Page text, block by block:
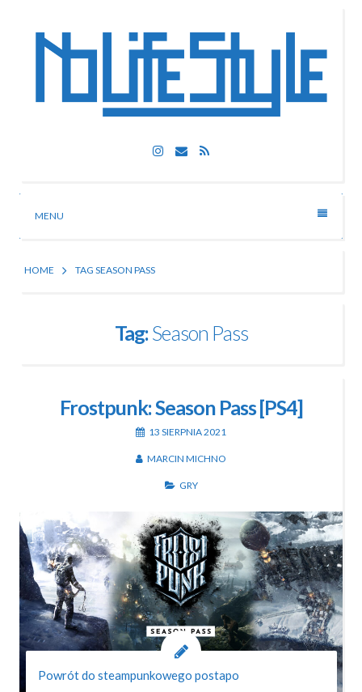
Nolife Style
Technologia, fotografia, rozrywka
Instagram
EmailRSS
MENU
HOME TAG SEASON PASS
Tag: Season Pass
Frostpunk: Season Pass [PS4]
13 SIERPNIA 2021
MARCIN MICHNO
GRY
Powrót do steampunkowego postapo